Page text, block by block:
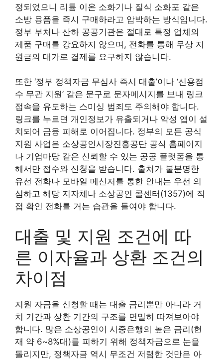
정되었으니 리튬 이온 소화기나 질식 소화포 같은
소방 용품을 즉시 구매하라고 압박하는 방식입니다.
정부 부처나 산하 공공기관은 절대로 특정 업체의
제품 구매를 강요하지 않으며, 전화를 통해 무상 지
원금의 대가로 결제를 요구하지 않습니다.
또한 ‘정부 정책자금 무심사 즉시 대출’이나 ‘신용점
수 무관 지원’ 같은 문구로 문자메시지를 보내 링크
접속을 유도하는 스미싱 범죄도 주의해야 합니다.
링크를 누르면 개인정보가 유출되거나 악성 앱이 설
치되어 금융 피해로 이어집니다. 정부의 모든 공식
지원 사업은 소상공인시장진흥공단 공식 홈페이지
나 기업마당 같은 신뢰할 수 있는 공공 플랫폼을 통
해서만 접수와 신청을 받습니다. 출처가 불분명한
유선 전화나 모바일 메신저를 통한 안내는 우선 의
심하고 해당 지자체나 소상공인 콜센터(1357)에 직
접 확인 전화를 거는 습관을 들여야 합니다.
대출 및 지원 조건에 따
른 이자율과 상환 조건의
차이점
지원 자금을 신청할 때는 대출 금리뿐만 아니라 거
치 기간과 상환 기간의 구조를 면밀히 따져보아야
합니다. 많은 소상공인이 시중은행의 높은 금리(현
재 약 6~8%대)를 피하기 위해 정책자금으로 눈을
돌리지만, 정책자금 역시 무조건 저렴한 것만은 아